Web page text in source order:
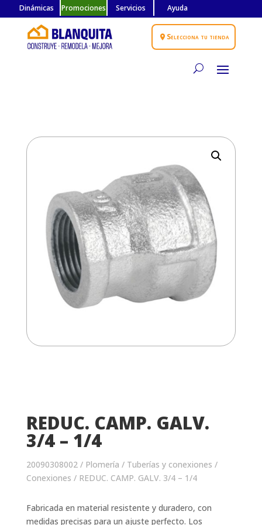
Dinámicas Promociones Servicios Ayuda
Selecciona tu tienda
REDUC. CAMP. GALV.
3/4 – 1/4
20090308002/ Plomería / Tuberías y conexiones /
Conexiones / REDUC. CAMP. GALV. 3/4 – 1/4
Fabricada en material resistente y duradero, con
medidas precisas para un ajuste perfecto. Los